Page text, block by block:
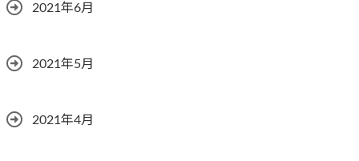
2021年6月
2021年5月
2021年4月